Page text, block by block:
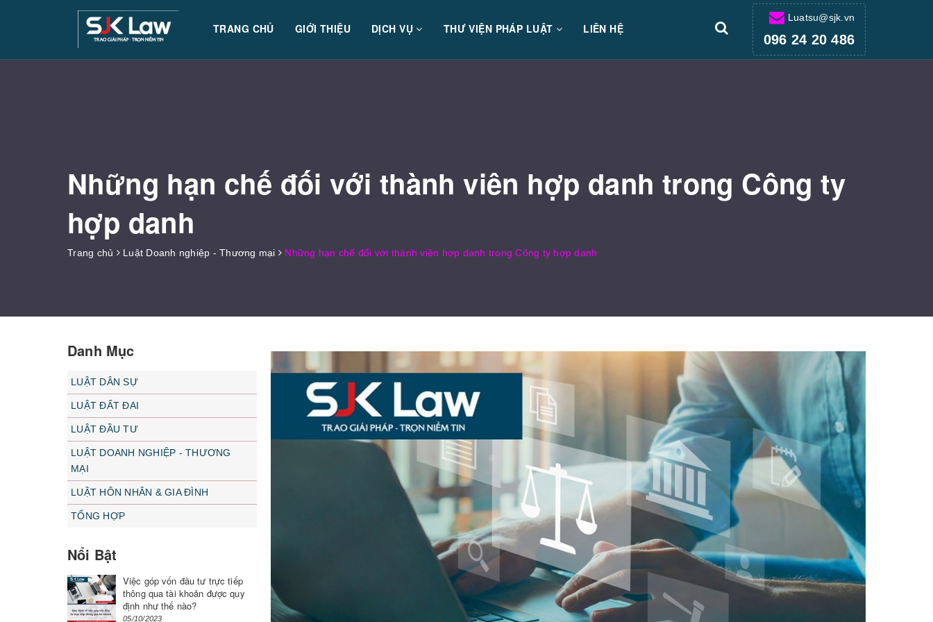
TRANG CHỦ GIỚI THIỆU DỊCH VỤ THƯ VIỆN PHÁP LUẬT LIÊN HỆ
Luatsu@sjk.vn
096 24 20 486
Những hạn chế đối với thành viên hợp danh trong Công ty
hợp danh
Trang chủ Luật Doanh nghiệp - Thương mại Những hạn chế đối với thành viên hợp danh trong Công ty hợp danh
Danh Mục
LUẬT DÂN SỰ
LUẬT ĐẤT ĐAI
LUẬT ĐẦU TƯ
LUẬT DOANH NGHIỆP - THƯƠNG
MẠI
LUẬT HÔN NHÂN & GIA ĐÌNH
TỔNG HỢP
Nổi Bật
Việc góp vốn đầu tư trực tiếp
thông qua tài khoản được quy
định như thế nào?
05/10/2023